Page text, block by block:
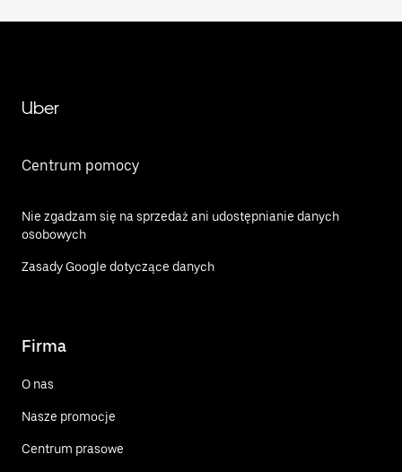
Uber
Centrum pomocy
Nie zgadzam się na sprzedaż ani udostępnianie danych
osobowych
Zasady Google dotyczące danych
Firma
O nas
Nasze promocje
Centrum prasowe